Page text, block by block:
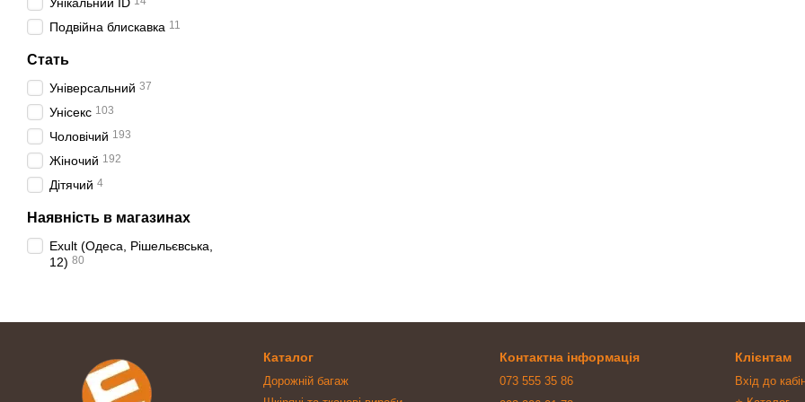
Подвійна блискавка 11
Стать
Універсальний 37
Унісекс 103
Чоловічий 193
Жіночий 192
Дітячий 4
Наявність в магазинах
Exult (Одеса, Рішельєвська,
12) 80
Каталог
Дорожній багаж
Контактна інформація
073 555 35 86
Клієнтам
Вхід до